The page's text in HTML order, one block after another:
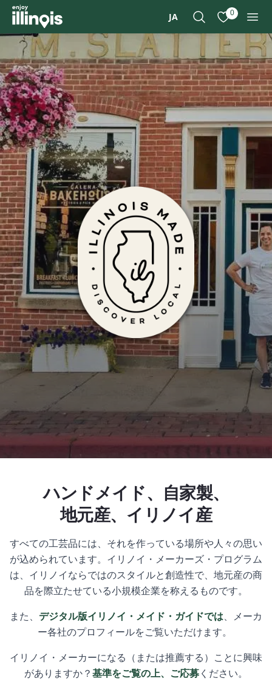
本文へスキップ
JA 0
アート、陶器
Add to Favorites
このページを共有する
ハンドメイド、自家製、
地元産、イリノイ産
すべての工芸品には、それを作っている場所や人々の思い
が込められています。イリノイ・メーカーズ・プログラム
は、イリノイならではのスタイルと創造性で、地元産の商
品を際立たせている小規模企業を称えるものです。
また、 デジタル版イリノイ・メイド・ガイドでは、メーカ
ー各社のプロフィールをご覧いただけます。
イリノイ・メーカーになる（または推薦する）ことに興味
がありますか？ 基準をご覧の上、ご応募 ください。